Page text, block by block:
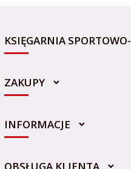
KSIĘGARNIA
sklep@sportowo-medyczna.pl
ZAKUPY
INFORMACJE
OBSŁUGA KLIENTA